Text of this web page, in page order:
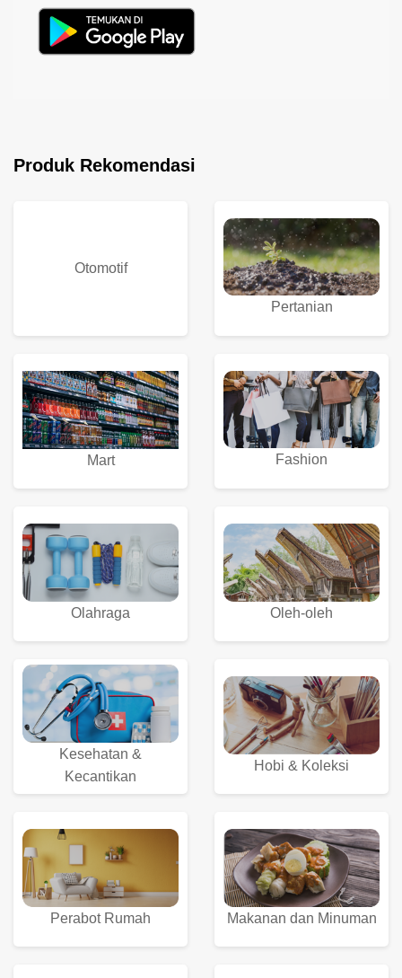
Produk Rekomendasi
Otomotif
Pertanian
Mart Fashion
Olahraga Oleh-oleh
Kesehatan &
Kecantikan
Hobi & Koleksi
Perabot Rumah Makanan dan Minuman